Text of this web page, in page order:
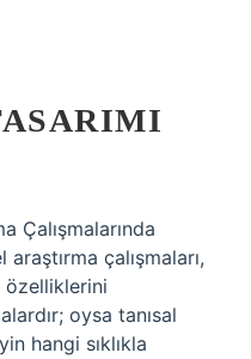
Çalışmalarında
araştırma çalışmaları,
oysa tanısal
hangi sıklıkla